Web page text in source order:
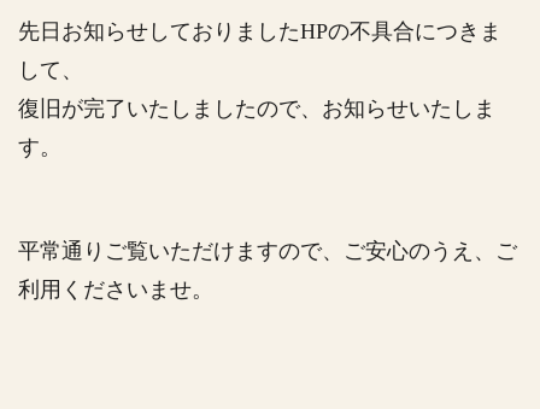
先日お知らせしておりましたHPの不具合につきま
して、
復旧が完了いたしましたので、お知らせいたしま
す。
平常通りご覧いただけますので、ご安心のうえ、ご
利用くださいませ。